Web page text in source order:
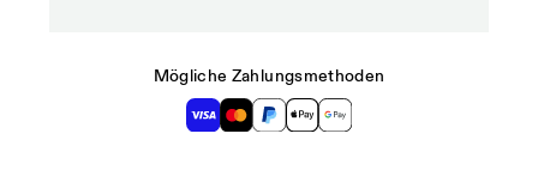
Mögliche Zahlungsmethoden